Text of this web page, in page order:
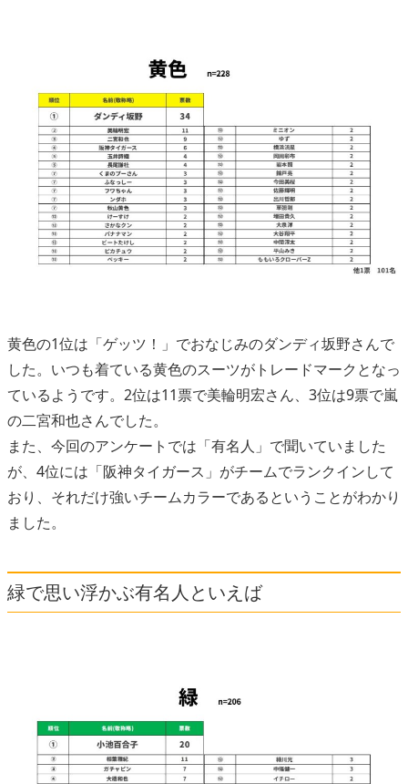
黄色の1位は「ゲッツ！」でおなじみのダンディ坂野さんで
した。いつも着ている黄色のスーツがトレードマークとなっ
ているようです。2位は11票で美輪明宏さん、3位は9票で嵐
の二宮和也さんでした。
また、今回のアンケートでは「有名人」で聞いていました
が、4位には「阪神タイガース」がチームでランクインして
おり、それだけ強いチームカラーであるということがわかり
ました。
緑で思い浮かぶ有名人といえば